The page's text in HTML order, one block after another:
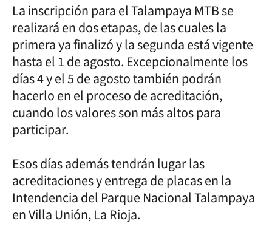
La inscripción para el Talampaya MTB se
realizará en dos etapas, de las cuales la
primera ya finalizó y la segunda está vigente
hasta el 1 de agosto. Excepcionalmente los
días 4 y el 5 de agosto también podrán
hacerlo en el proceso de acreditación,
cuando los valores son más altos para
participar.
Esos días además tendrán lugar las
acreditaciones y entrega de placas en la
Intendencia del Parque Nacional Talampaya
en Villa Unión, La Rioja.